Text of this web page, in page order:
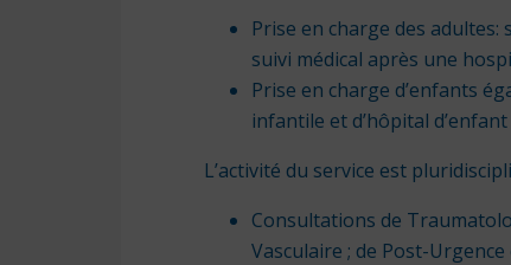
Prise en charge des
suivi médical après une
Prise en charge d’enfants
infantile et d’hôpital
L’activité du service est
Consultations de
Vasculaire ; de Post-